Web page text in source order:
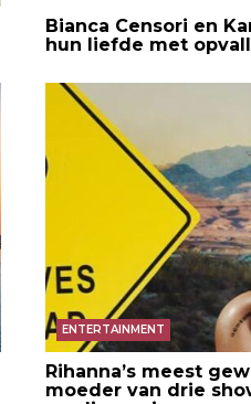
Bianca Censori en
hun liefde met
ENTERTAINMENT
Rihanna’s meest
moeder van drie